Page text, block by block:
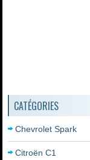
CATÉGORIES
Chevrolet Spark
Citroën C1